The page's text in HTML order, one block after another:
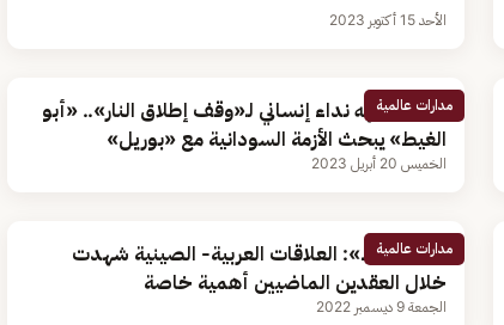
الأحد 15 أكتوبر 2023
مدارات عالمية
بعد توجيهه نداء إنساني لـ«وقف إطلاق النار».. «أبو
الغيط» يبحث الأزمة السودانية مع «بوريل»
الخميس 20 أبريل 2023
مدارات عالمية
«أبو الغيط»: العلاقات العربية- الصينية شهدت
خلال العقدين الماضيين أهمية خاصة
الجمعة 9 ديسمبر 2022